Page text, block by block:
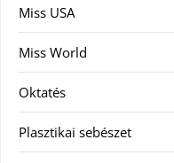
Miss USA
Miss World
Oktatés
Plasztikai sebészet